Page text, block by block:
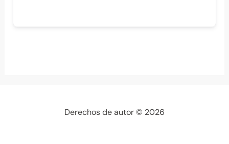
Derechos de autor © 2026